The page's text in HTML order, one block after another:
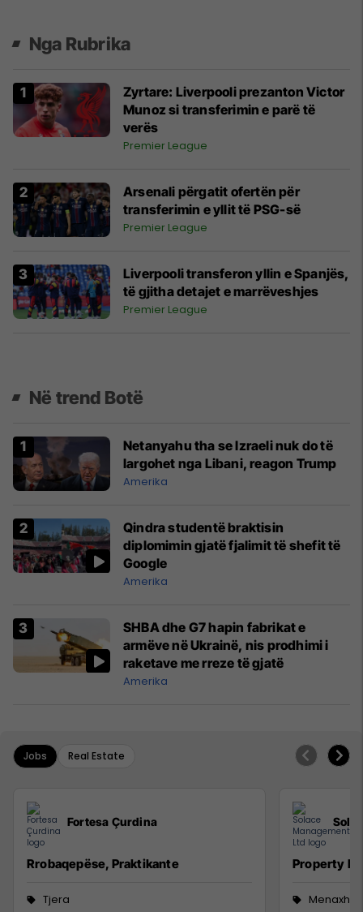
Nga Rubrika
Zyrtare: Liverpooli prezanton Victor
Munoz si transferimin e parë të
verës
Premier League
Arsenali përgatit ofertën për
transferimin e yllit të PSG-së
Premier League
Liverpooli transferon yllin e Spanjës,
të gjitha detajet e marrëveshjes
Premier League
Në trend Botë
Netanyahu tha se Izraeli nuk do të
largohet nga Libani, reagon Trump
Amerika
Qindra studentë braktisin
diplomimin gjatë fjalimit të shefit të
Google
Amerika
SHBA dhe G7 hapin fabrikat e
armëve në Ukrainë, nis prodhimi i
raketave me rreze të gjatë
Amerika
Jobs Real Estate
Fortesa Çurdina
Rrobaqepëse, Praktikante
Tjera
Property